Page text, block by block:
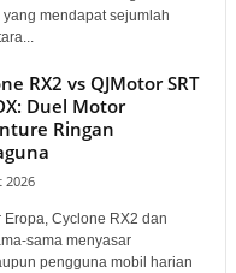
mendapat sejumlah
RX2 vs QJMotor SRT
Duel Motor
Ringan
2026
Cyclone RX2 dan
sama menyasar
pengguna mobil harian